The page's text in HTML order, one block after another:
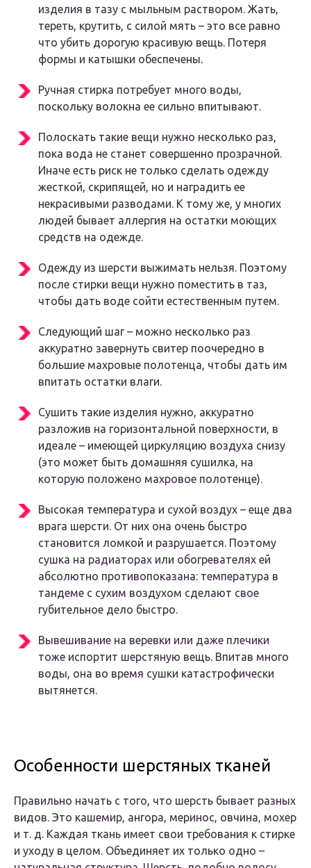
изделия в тазу с мыльным раствором. Жать,
тереть, крутить, с силой мять – это все равно
что убить дорогую красивую вещь. Потеря
формы и катышки обеспечены.
Ручная стирка потребует много воды,
поскольку волокна ее сильно впитывают.
Полоскать такие вещи нужно несколько раз,
пока вода не станет совершенно прозрачной.
Иначе есть риск не только сделать одежду
жесткой, скрипящей, но и наградить ее
некрасивыми разводами. К тому же, у многих
людей бывает аллергия на остатки моющих
средств на одежде.
Одежду из шерсти выжимать нельзя. Поэтому
после стирки вещи нужно поместить в таз,
чтобы дать воде сойти естественным путем.
Следующий шаг – можно несколько раз
аккуратно завернуть свитер поочередно в
большие махровые полотенца, чтобы дать им
впитать остатки влаги.
Сушить такие изделия нужно, аккуратно
разложив на горизонтальной поверхности, в
идеале – имеющей циркуляцию воздуха снизу
(это может быть домашняя сушилка, на
которую положено махровое полотенце).
Высокая температура и сухой воздух – еще два
врага шерсти. От них она очень быстро
становится ломкой и разрушается. Поэтому
сушка на радиаторах или обогревателях ей
абсолютно противопоказана: температура в
тандеме с сухим воздухом сделают свое
губительное дело быстро.
Вывешивание на веревки или даже плечики
тоже испортит шерстяную вещь. Впитав много
воды, она во время сушки катастрофически
вытянется.
Особенности шерстяных тканей
Правильно начать с того, что шерсть бывает разных
видов. Это кашемир, ангора, меринос, овчина, мохер
и т. д. Каждая ткань имеет свои требования к стирке
и уходу в целом. Объединяет их только одно –